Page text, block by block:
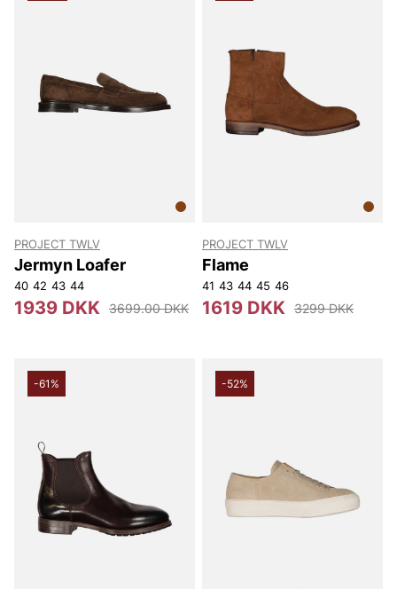
PROJECT TWLV
Jermyn Loafer
40 42 43 44
1939 DKK 3699.00 DKK
PROJECT TWLV
Flame
41 43 44 45 46
1619 DKK 3299 DKK
-61% -52%